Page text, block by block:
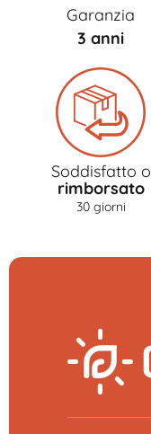
Garanzia
3 anni
Soddisfatto o
rimborsato
30 giorni